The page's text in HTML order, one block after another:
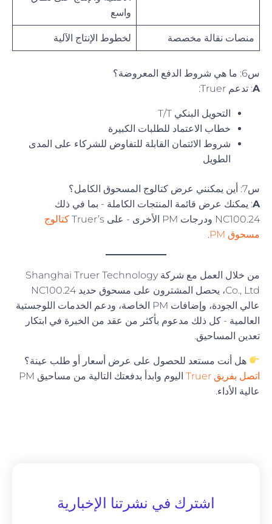
واسع
منصات نقالة مخصصة لخطوط الإنتاج الآلية
س6: ما هي شروط الدفع المعروضة؟
A: تدعم Truer:
التحويل البنكي T/T
خطاب الاعتماد للطلبات الكبيرة
شروط الائتمان القابلة للتفاوض للشركاء على المدى
الطويل
س7: أين يمكنني عرض كتالوج المسحوق الكامل؟
A: يمكنك عرض قائمة المنتجات الكاملة - بما في ذلك
NC100.24 ودرجات PM الأخرى - على Truer’s
كتالوج
مسحوق PM
من خلال العمل مع شركة Shanghai Truer Technology
Co., Ltd، يحصل المشترون على مسحوق حديد NC100.24
عالي الجودة، وإضافات PM الخاصة، ودعم الخدمات اللوجستية
العالمية - كل ذلك مدعوم بأكثر من عقد من الخبرة في ابتكار
تعدين المساحيق.
هل أنت مستعد للحصول على عرض أسعار أو طلب عينة؟
اتصل بفريق Truer
اليوم وابدأ بدفعتك التالية من مساحيق PM
عالية الأداء.
اشترك في نشرتنا الإخبارية